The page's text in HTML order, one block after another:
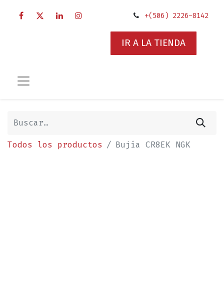
+(506) 2226-8142
IR A LA TIENDA
Todos los productos Bujía CR8EK NGK